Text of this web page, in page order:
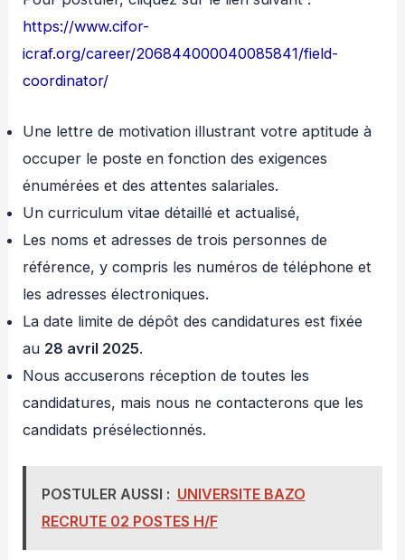
https://www.cifor-
icraf.org/career/206844000040085841/field-
coordinator/
Une lettre de motivation illustrant votre aptitude à
occuper le poste en fonction des exigences
énumérées et des attentes salariales.
Un curriculum vitae détaillé et actualisé,
Les noms et adresses de trois personnes de
référence, y compris les numéros de téléphone et
les adresses électroniques.
La date limite de dépôt des candidatures est fixée
au 28 avril 2025.
Nous accuserons réception de toutes les
candidatures, mais nous ne contacterons que les
candidats présélectionnés.
POSTULER AUSSI : UNIVERSITE BAZO
RECRUTE 02 POSTES H/F